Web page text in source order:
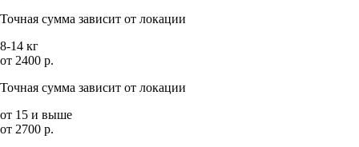
Точная сумма зависит от локации
8-14 кг
от 2400 р.
Точная сумма зависит от локации
от 15 и выше
от 2700 р.